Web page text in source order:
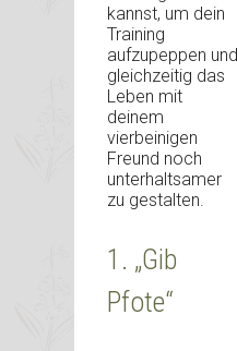
kannst, um dein
Training
aufzupeppen und
gleichzeitig das
Leben mit
deinem
vierbeinigen
Freund noch
unterhaltsamer
zu gestalten.
1. „Gib
Pfote“